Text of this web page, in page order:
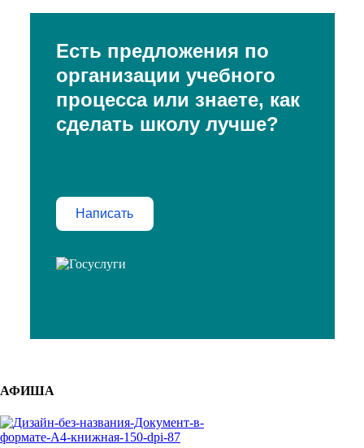
Есть предложения по
организации учебного
процесса или знаете, как
сделать школу лучше?
Написать
АФИША